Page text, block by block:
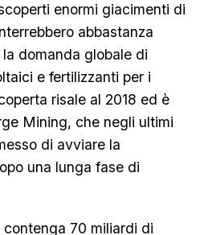
enormi giacimenti di
abbastanza
domanda globale di
e fertilizzanti per i
risale al 2018 ed è
Mining, che negli ultimi
di avviare la
una lunga fase di
70 miliardi di